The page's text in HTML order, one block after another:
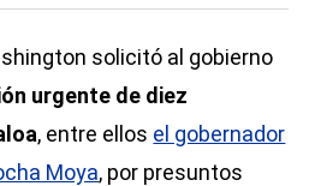
solicitó al gobierno
urgente de diez
, entre ellos el gobernador
Moya, por presuntos